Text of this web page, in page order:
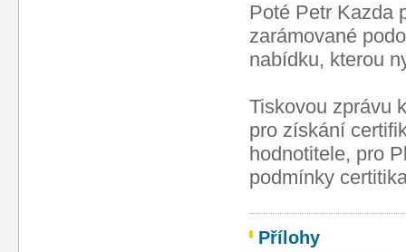
Poté Petr Kazda
zarámované
nabídku, kterou
Tiskovou zprávu
pro získání
hodnotitele, pro
podmínky
Přílohy